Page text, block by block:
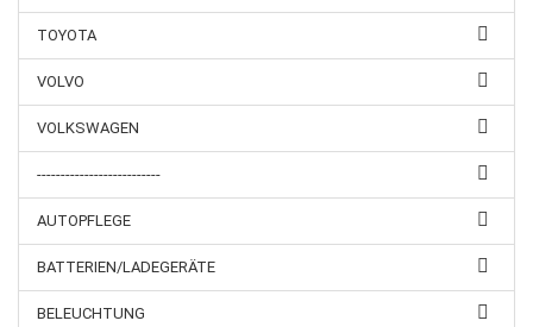
TOYOTA
VOLVO
VOLKSWAGEN
--------------------------
AUTOPFLEGE
BATTERIEN/LADEGERÄTE
BELEUCHTUNG